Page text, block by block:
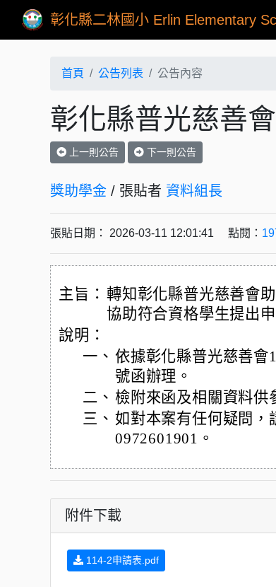
彰化縣二林國小 Erlin Elementary
首頁 公告列表 公告內容
彰化縣普光慈善
上一則公告 下一則公告
獎助學金 / 張貼者 資料組長
張貼日期： 2026-03-11 12:01:41 點閱：
主旨： 轉知彰化縣普光慈善會
協助符合資格學生提出
說明：
一、 依據彰化縣普光慈善會
號函辦理。
二、 檢附來函及相關資料供
三、 如對本案有任何疑問，
0972601901。
附件下載
114-2申請表.pdf